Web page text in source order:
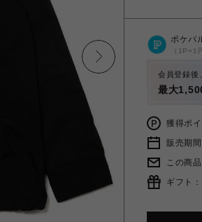
ポケパ
（1P=1
会員登録後
最大
獲得ポ
販売期
この商
ギフト